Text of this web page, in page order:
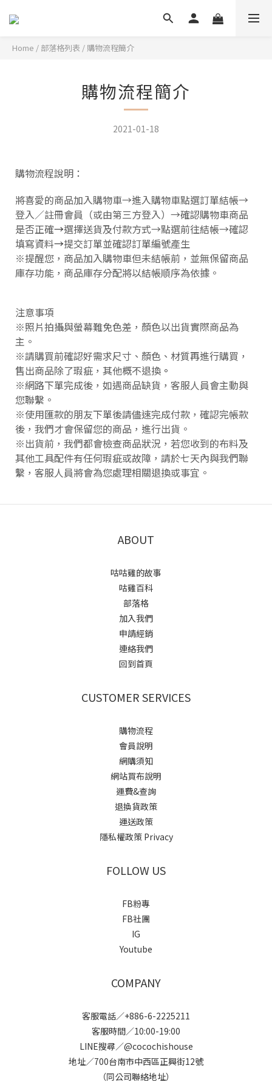
Home / 部落格列表 / 購物流程簡介
購物流程簡介
2021-01-18
購物流程說明：
將喜愛的商品加入購物車→進入購物車點選訂單結帳→
登入／註冊會員（或由第三方登入）→確認購物車商品
是否正確→選擇送貨及付款方式→點選前往結帳→確認
填寫資料→提交訂單並確認訂單編號產生
※提醒您，商品加入購物車但未結帳前，並無保留商品
庫存功能，商品庫存分配將以結帳順序為依據。
注意事項
※照片拍攝與螢幕難免色差，顏色以出貨實際商品為
主。
※請購買前確認好需求尺寸、顏色、材質再進行購買，
售出商品除了瑕疵，其他概不退換 。
※網路下單完成後，如遇商品缺貨，客服人員會主動與
您聯繫。
※使用匯款的朋友下單後請儘速完成付款，確認完帳款
後，我們才會保留您的商品，進行出貨。
※出貨前，我們都會檢查商品狀況，若您收到的布料及
其他工具配件有任何瑕疵或故障，請於七天內與我們聯
繫，客服人員將會為您處理相關退換或事宜。
ABOUT
咕咕雞的故事
咕雞百科
部落格
加入我們
申請經銷
連絡我們
回到首頁
CUSTOMER SERVICES
購物流程
會員說明
網購須知
網站買布說明
運費&查詢
退換貨政策
運送政策
隱私權政策 Privacy
FOLLOW US
FB粉專
FB社團
IG
Youtube
COMPANY
客服電話／+886-6-2225211
客服時間／10:00-19:00
LINE搜尋／@cocochishouse
地址／700台南市中西區正興街12號
（同公司聯絡地址）